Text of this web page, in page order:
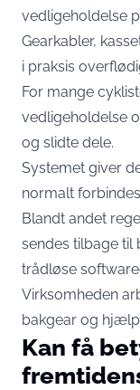
vedligeholdelse
Gearkabler,
i praksis
For mange
vedligeholdelse
og slidte dele.
Systemet giver
normalt
Blandt andet
sendes tilbage til
trådløse
Virksomheden
bakgear og
Kan få